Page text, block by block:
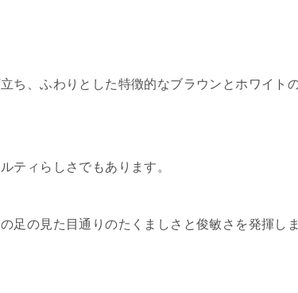
ち、ふわりとした特徴的なブラウンとホワイト
ティらしさでもあります。
足の見た目通りのたくましさと俊敏さを発揮し